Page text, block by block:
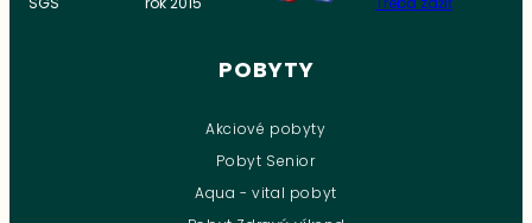
POBYTY
Akciové pobyty
Pobyt Senior
Aqua - vital pobyt